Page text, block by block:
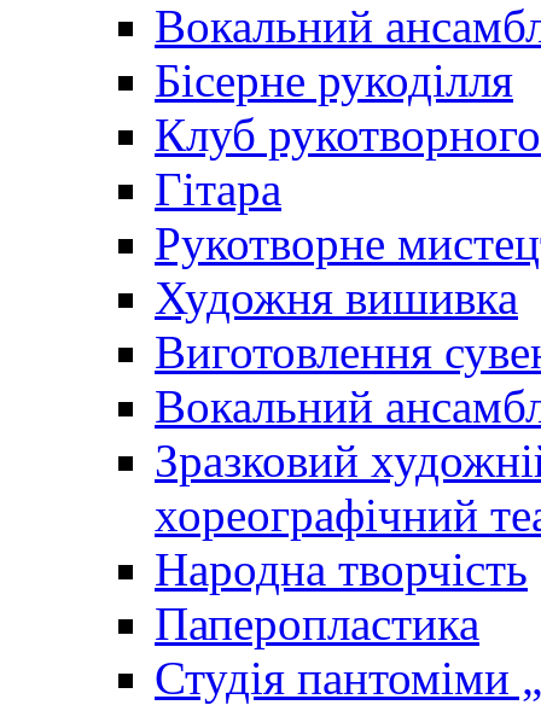
Вокальний
Бісерне рукоділля
Клуб
Гітара
Рукотворне
Художня вишивка
Виготовлення
Вокальний
Зразковий
хореографічний
Народна творчість
Паперопластика
Студія пантоміми